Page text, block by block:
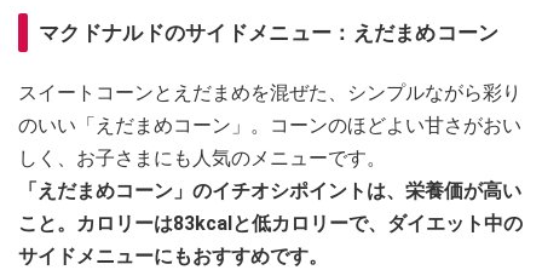
マクドナルドのサイドメニュー：えだまめコーン
スイートコーンとえだまめを混ぜた、シンプルながら彩り
のいい「えだまめコーン」。コーンのほどよい甘さがおい
しく、お子さまにも人気のメニューです。
「えだまめコーン」のイチオシポイントは、栄養価が高い
こと。カロリーは83kcalと低カロリーで、ダイエット中の
サイドメニューにもおすすめです。